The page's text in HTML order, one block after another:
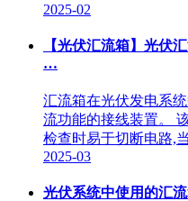
2025-02
【光伏汇流箱】光伏
…
汇流箱在光伏发电系
流功能的接线装置。
检查时易于切断电路,
2025-03
光伏系统中使用的汇